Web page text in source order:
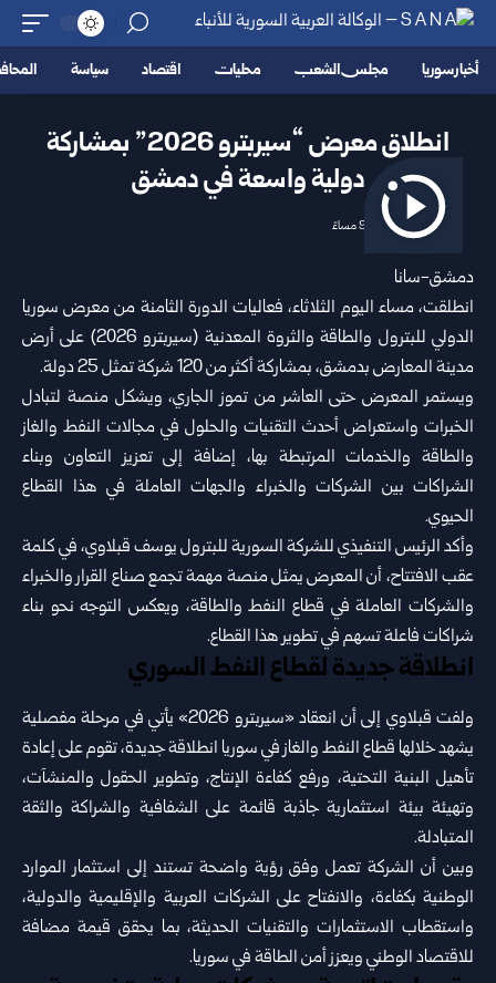
أخبار سوريا مجلس الشعب محليات اقتصاد سياسة
انطلاق معرض “سيربترو 2026” بمشاركة
دولية واسعة في دمشق‏
2026/07/07 9:45 مساءً
دمشق-سانا
انطلقت، مساء اليوم الثلاثاء، فعاليات الدورة الثامنة من معرض سوريا
الدولي للبترول والطاقة
والثروة المعدنية (سيربترو ‌‏2026) على أرض
مدينة المعارض بدمشق، بمشاركة أكثر من 120 شركة تمثل 25 دولة.‏
ويستمر المعرض حتى العاشر من تموز الجاري، ويشكل منصة لتبادل
الخبرات واستعراض أحدث التقنيات والحلول في ‏مجالات النفط والغاز
والطاقة والخدمات المرتبطة بها، إضافة إلى تعزيز التعاون وبناء
الشراكات بين الشركات والخبراء ‏والجهات العاملة في هذا القطاع
الحيوي.‏
وأكد الرئيس التنفيذي للشركة السورية للبترول يوسف قبلاوي، في كلمة
عقب الافتتاح، أن المعرض يمثل منصة مهمة ‏تجمع صناع القرار والخبراء
والشركات العاملة في قطاع النفط والطاقة، ويعكس التوجه نحو بناء
شراكات فاعلة تسهم في ‏تطوير هذا القطاع.‏
انطلاقة جديدة لقطاع النفط السوري
ولفت قبلاوي إلى أن انعقاد «سيربترو 2026» يأتي في مرحلة مفصلية
يشهد خلالها قطاع النفط والغاز في سوريا انطلاقة ‏جديدة، تقوم على إعادة
تأهيل البنية التحتية، ورفع كفاءة الإنتاج، وتطوير الحقول والمنشآت،
وتهيئة بيئة استثمارية جاذبة ‏قائمة على الشفافية والشراكة والثقة
المتبادلة.‏
وبين أن الشركة تعمل وفق رؤية واضحة تستند إلى استثمار الموارد
الوطنية بكفاءة، والانفتاح على الشركات العربية ‏والإقليمية والدولية،
واستقطاب الاستثمارات والتقنيات الحديثة، بما يحقق قيمة مضافة
للاقتصاد الوطني ويعزز أمن الطاقة ‏في سوريا.‏